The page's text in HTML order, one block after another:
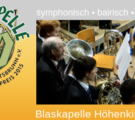
symphonisch • bairisch
Blaskapelle